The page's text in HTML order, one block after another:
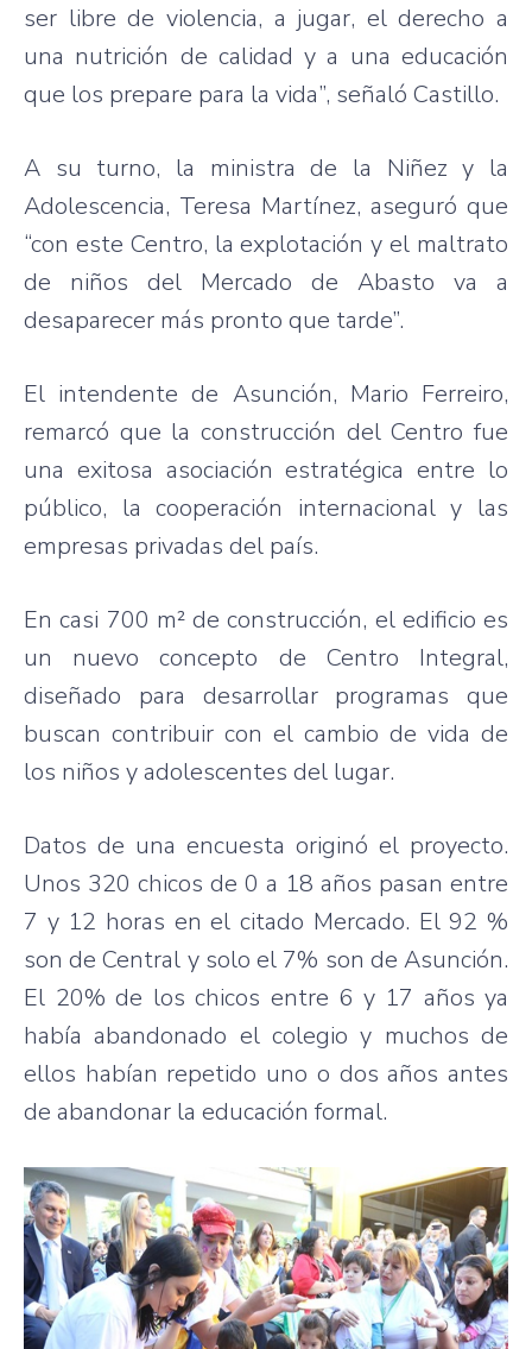
ser libre de violencia, a jugar, el derecho a
una nutrición de calidad y a una educación
que los prepare para la vida”, señaló Castillo.
A su turno, la ministra de la Niñez y la
Adolescencia, Teresa Martínez, aseguró que
“con este Centro, la explotación y el maltrato
de niños del Mercado de Abasto va a
desaparecer más pronto que tarde”.
El intendente de Asunción, Mario Ferreiro,
remarcó que la construcción del Centro fue
una exitosa asociación estratégica entre lo
público, la cooperación internacional y las
empresas privadas del país.
En casi 700 m² de construcción, el edificio es
un nuevo concepto de Centro Integral,
diseñado para desarrollar programas que
buscan contribuir con el cambio de vida de
los niños y adolescentes del lugar.
Datos de una encuesta originó el proyecto.
Unos 320 chicos de 0 a 18 años pasan entre
7 y 12 horas en el citado Mercado. El 92 %
son de Central y solo el 7% son de Asunción.
El 20% de los chicos entre 6 y 17 años ya
había abandonado el colegio y muchos de
ellos habían repetido uno o dos años antes
de abandonar la educación formal.